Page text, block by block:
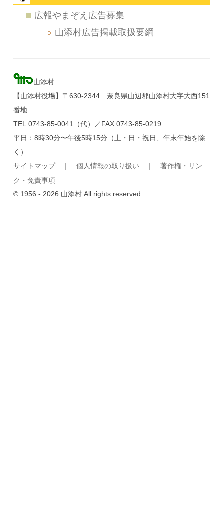
広報やまぞえ広告募集
山添村広告掲載取扱要綱
山添村
【山添村役場】〒630-2344 奈良県山辺郡山添村大字大西151
番地
TEL:0743-85-0041（代）／FAX:0743-85-0219
平日：8時30分〜午後5時15分（土・日・祝日、年末年始を除
く）
サイトマップ｜個人情報の取り扱い ｜著作権・リン
ク・免責事項
© 1956 - 2026 山添村 All rights reserved.